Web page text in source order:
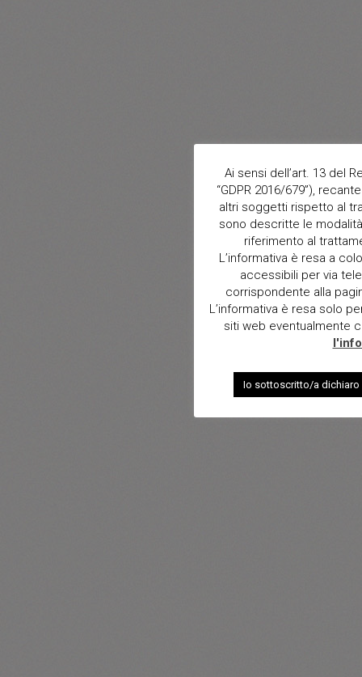
Ai sensi dell’art. 13 del
“GDPR 2016/679”),
altri soggetti rispetto al
sono descritte le
riferimento al
L’informativa è resa a
accessibili per via
corrispondente alla
L’informativa è resa solo
siti web eventualmente
Io sottoscritto/a dichiaro